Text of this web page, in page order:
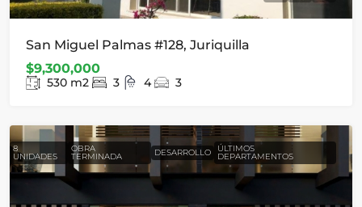
San Miguel Palmas #128, Juriquilla
$9,300,000
530 m2 3 4 3
8
UNIDADES
OBRA
TERMINADA DESARROLLO ÚLTIMOS
DEPARTAMENTOS